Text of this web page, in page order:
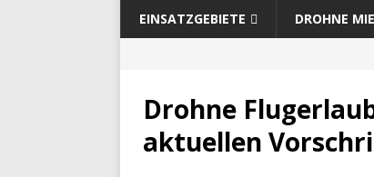
EINSATZGEBIETE DROHNE
Drohne
aktuellen